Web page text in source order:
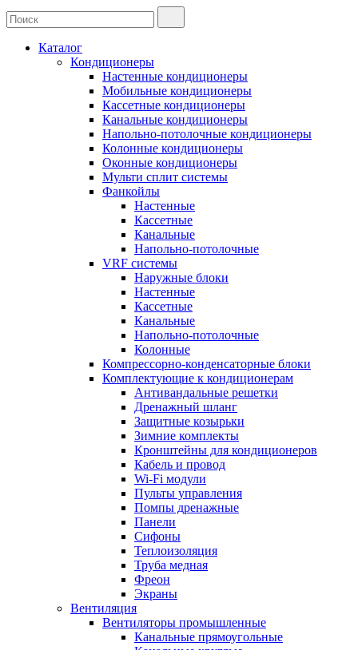
Каталог
Кондиционеры
Настенные кондиционеры
Мобильные кондиционеры
Кассетные кондиционеры
Канальные кондиционеры
Напольно-потолочные кондиционеры
Колонные кондиционеры
Оконные кондиционеры
Мульти сплит системы
Фанкойлы
Настенные
Кассетные
Канальные
Напольно-потолочные
VRF системы
Наружные блоки
Настенные
Кассетные
Канальные
Напольно-потолочные
Колонные
Компрессорно-конденсаторные блоки
Комплектующие к кондиционерам
Антивандальные решетки
Дренажный шланг
Защитные козырьки
Зимние комплекты
Кронштейны для кондиционеров
Кабель и провод
Wi-Fi модули
Пульты управления
Помпы дренажные
Панели
Сифоны
Теплоизоляция
Труба медная
Фреон
Экраны
Вентиляция
Вентиляторы промышленные
Канальные прямоугольные